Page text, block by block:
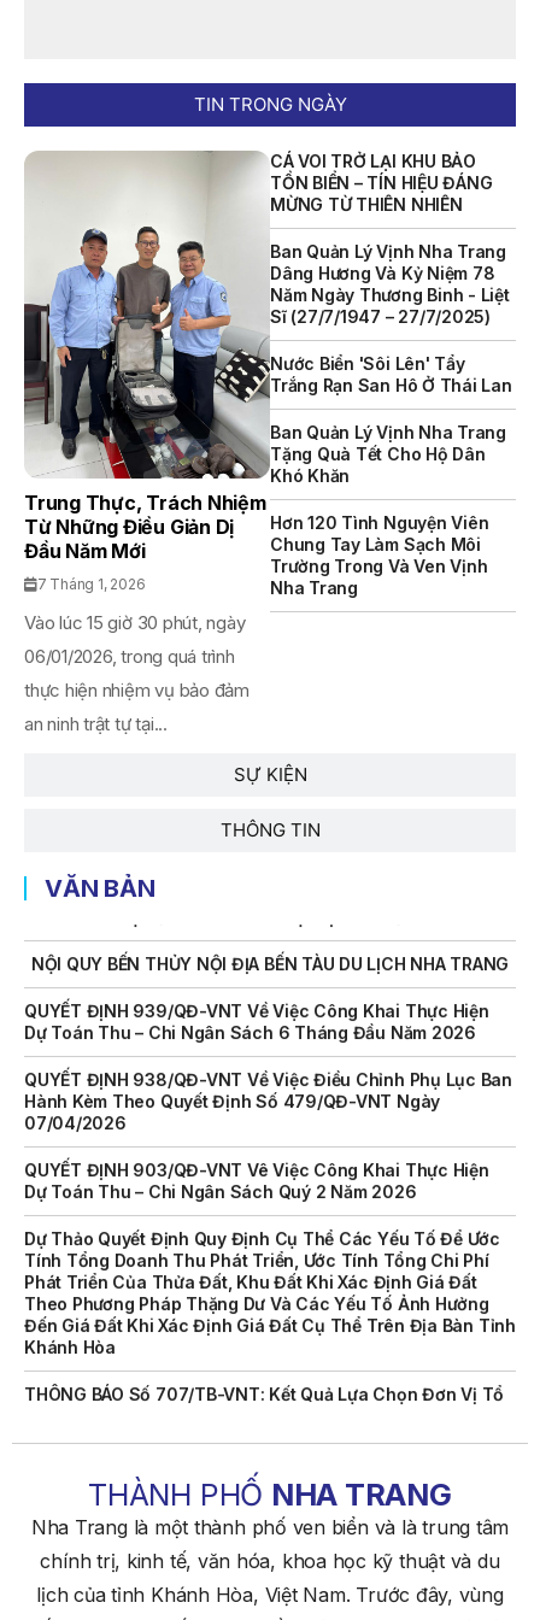
TIN TRONG NGÀY
SỰ KIỆN
THÔNG TIN
Trung Thực, Trách Nhiệm
Từ Những Điều Giản Dị
Đầu Năm Mới
7 Tháng 1, 2026
Vào lúc 15 giờ 30 phút, ngày
06/01/2026, trong quá trình
thực hiện nhiệm vụ bảo đảm
an ninh trật tự tại...
CÁ VOI TRỞ LẠI KHU BẢO
TỒN BIỂN – TÍN HIỆU ĐÁNG
MỪNG TỪ THIÊN NHIÊN
Ban Quản Lý Vịnh Nha Trang
Dâng Hương Và Kỷ Niệm 78
Năm Ngày Thương Binh - Liệt
Sĩ (27/7/1947 – 27/7/2025)
Nước Biển 'sôi Lên' Tẩy
Trắng Rạn San Hô Ở Thái Lan
Ban Quản Lý Vịnh Nha Trang
Tặng Quà Tết Cho Hộ Dân
Khó Khăn
Hơn 120 Tình Nguyện Viên
Chung Tay Làm Sạch Môi
Trường Trong Và Ven Vịnh
Nha Trang
VĂN BẢN
NỘI QUY BẾN THỦY NỘI ĐỊA BẾN TÀU DU LỊCH NHA TRANG
QUYẾT ĐỊNH 939/QĐ-VNT Về Việc Công Khai Thực Hiện
Dự Toán Thu – Chi Ngân Sách 6 Tháng Đầu Năm 2026
QUYẾT ĐỊNH 938/QĐ-VNT Về Việc Điều Chỉnh Phụ Lục Ban
Hành Kèm Theo Quyết Định Số 479/QĐ-VNT Ngày
07/04/2026
QUYẾT ĐỊNH 903/QĐ-VNT Vê Việc Công Khai Thực Hiện
Dự Toán Thu – Chi Ngân Sách Quý 2 Năm 2026
Dự Thảo Quyết Định Quy Định Cụ Thể Các Yếu Tố Để Ước
Tính Tổng Doanh Thu Phát Triển, Ước Tính Tổng Chi Phí
Phát Triển Của Thửa Đất, Khu Đất Khi Xác Định Giá Đất
Theo Phương Pháp Thặng Dư Và Các Yếu Tố Ảnh Hưởng
Đến Giá Đất Khi Xác Định Giá Đất Cụ Thể Trên Địa Bàn Tỉnh
Khánh Hòa
THÔNG BÁO Số 707/TB-VNT: Kết Quả Lựa Chọn Đơn Vị Tổ
Chức Đấu Giá Tài Sản Đối Với Mô Tô Nước Cứu Hộ VNT 01
Biển Số KH-0834
THÔNG BÁO Số 706/TB-VNT: Kết Quả Lựa Chọn Đơn Vị Tổ
Chức Đấu Giá Tài Sản Đối Với Ca Nô 200CV VNT 02 Biển
Số KH-0387
THÔNG BÁO Số 659/TB-VNT Năm 2026 V/v Đính Chính
Quản Lý Vịnh Nha Trang Về Việc Lựa Chọn Tổ Chức Đấu
NỘI QUY BẾN THỦY NỘI ĐỊA HÒN MUN
NỘI QUY BẾN THỦY NỘI ĐỊA PHÚ QUÝ
Dự Toán Thu – Chi Ngân Sách 6 Tháng Đầu Năm 2026
Hành Kèm Theo Quyết Định Số 479/QĐ-VNT Ngày
07/04/2026
Dự Toán Thu – Chi Ngân Sách Quý 2 Năm 2026
Tính Tổng Doanh Thu Phát Triển, Ước Tính Tổng Chi Phí
Phát Triển Của Thửa Đất, Khu Đất Khi Xác Định Giá Đất
Theo Phương Pháp Thặng Dư Và Các Yếu Tố Ảnh Hưởng
Đến Giá Đất Khi Xác Định Giá Đất Cụ Thể Trên Địa Bàn Tỉnh
Khánh Hòa
Chức Đấu Giá Tài Sản Đối Với Mô Tô Nước Cứu Hộ VNT 01
Biển Số KH-0834
Chức Đấu Giá Tài Sản Đối Với Ca Nô 200CV VNT 02 Biển
Số KH-0387
THÔNG BÁO Số 659/TB-VNT Năm 2026 V/v Đính Chính
Thông Báo Số 641/TB-VNT Ngày 18/05/2026 Của Ban
Quản Lý Vịnh Nha Trang Về Việc Lựa Chọn Tổ Chức Đấu
Giá Tài Sản
THÀNH PHỐ NHA TRANG
Nha Trang là một thành phố ven biển và là trung tâm
chính trị, kinh tế, văn hóa, khoa học kỹ thuật và du
lịch của tỉnh Khánh Hòa, Việt Nam. Trước đây, vùng